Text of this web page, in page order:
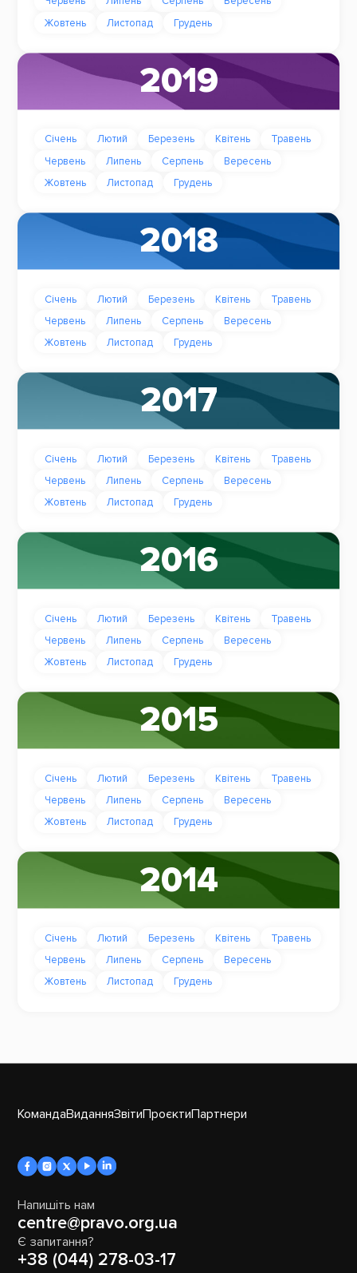
Жовтень
Листопад Грудень
2019
Січень Лютий Березень Квітень
Травень
Червень
Липень Серпень
Вересень
Жовтень
Листопад Грудень
2018
Січень Лютий Березень Квітень
Травень
Червень
Липень Серпень
Вересень
Жовтень
Листопад Грудень
2017
Січень Лютий Березень Квітень
Травень
Червень
Липень Серпень
Вересень
Жовтень
Листопад Грудень
2016
Січень Лютий Березень Квітень
Травень
Червень
Липень Серпень
Вересень
Жовтень
Листопад Грудень
2015
Січень Лютий Березень Квітень
Травень
Червень
Липень Серпень
Вересень
Жовтень
Листопад Грудень
2014
Січень Лютий Березень Квітень
Травень
Червень
Липень Серпень
Вересень
Жовтень
Листопад Грудень
КомандаВиданняЗвітиПроєктиПартнери
Напишіть нам
centre@pravo.org.ua
Є запитання?
+38 (044) 278-03-17